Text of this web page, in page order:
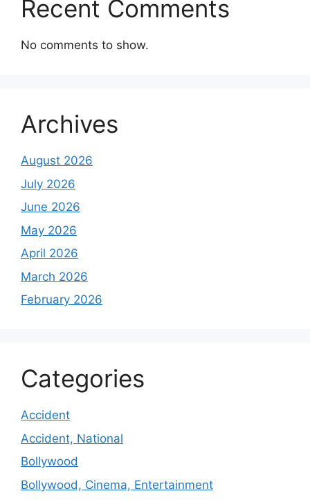
Recent Comments
No comments to show.
Archives
August 2026
July 2026
June 2026
May 2026
April 2026
March 2026
February 2026
Categories
Accident
Accident, National
Bollywood
Bollywood, Cinema, Entertainment